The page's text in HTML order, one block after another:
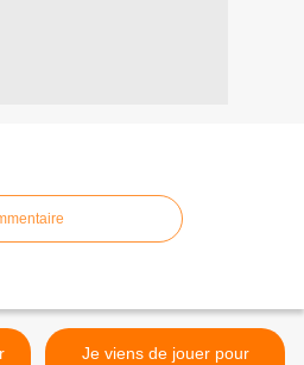
Je viens de jouer pour